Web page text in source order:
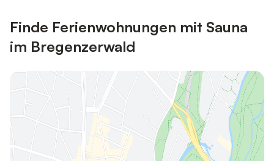
Finde Ferienwohnungen mit Sauna
im Bregenzerwald